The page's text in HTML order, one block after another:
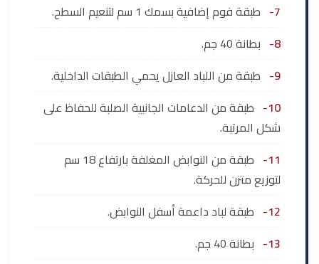
7-
طبقة فوم إضافية بسمك 1 سم لتنعيم السطح.
8-
بطانة 40 جم.
9-
طبقة من اللباد العازل يحمي الطبقات الداخلية.
10-
طبقة من الدعامات الجانبية الصلبة للحفاظ على
شكل المرتبة.
11-
طبقة من النوابض المغلفة بارتفاع 18 سم
لتوزيع متزن للحركة.
12-
طبقة لباد داعمة أسفل النوابض.
13-
بطانة 40 جم.